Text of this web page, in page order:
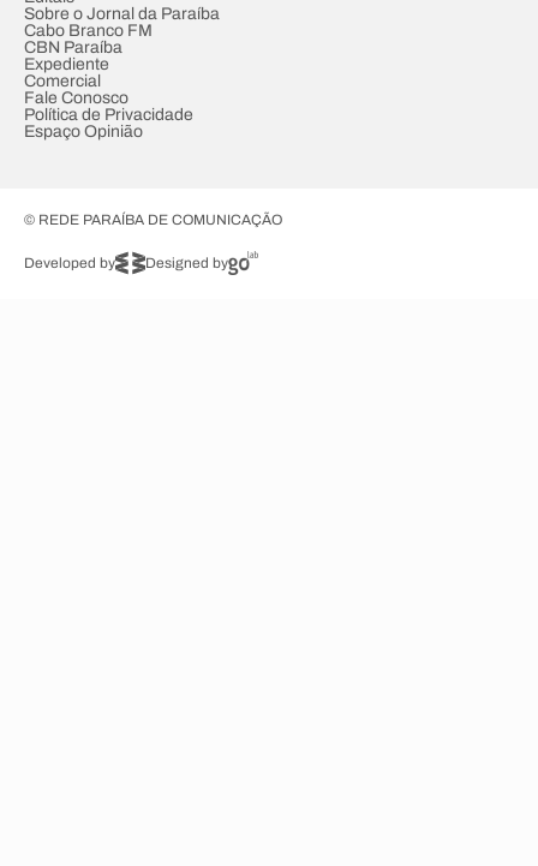
Sobre o Jornal da Paraíba
Cabo Branco FM
CBN Paraíba
Expediente
Comercial
Fale Conosco
Política de Privacidade
Espaço Opinião
© REDE PARAÍBA DE COMUNICAÇÃO
Developed by Designed by